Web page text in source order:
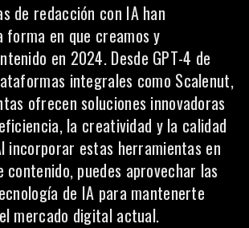
de redacción con IA han
forma en que creamos y
en 2024. Desde GPT-4 de
integrales como Scalenut,
ofrecen soluciones innovadoras
la creatividad y la calidad
incorporar estas herramientas en
puedes aprovechar las
de IA para mantenerte
mercado digital actual.